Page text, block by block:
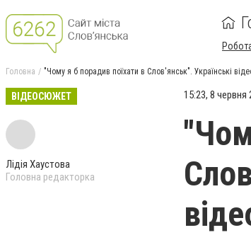
Головна "Чому я б порадив поїхати в Слов'янськ". Українські
ВІДЕОСЮЖЕТ
Лідія Хаустова
Головна редакторка
15:23, 8 червня